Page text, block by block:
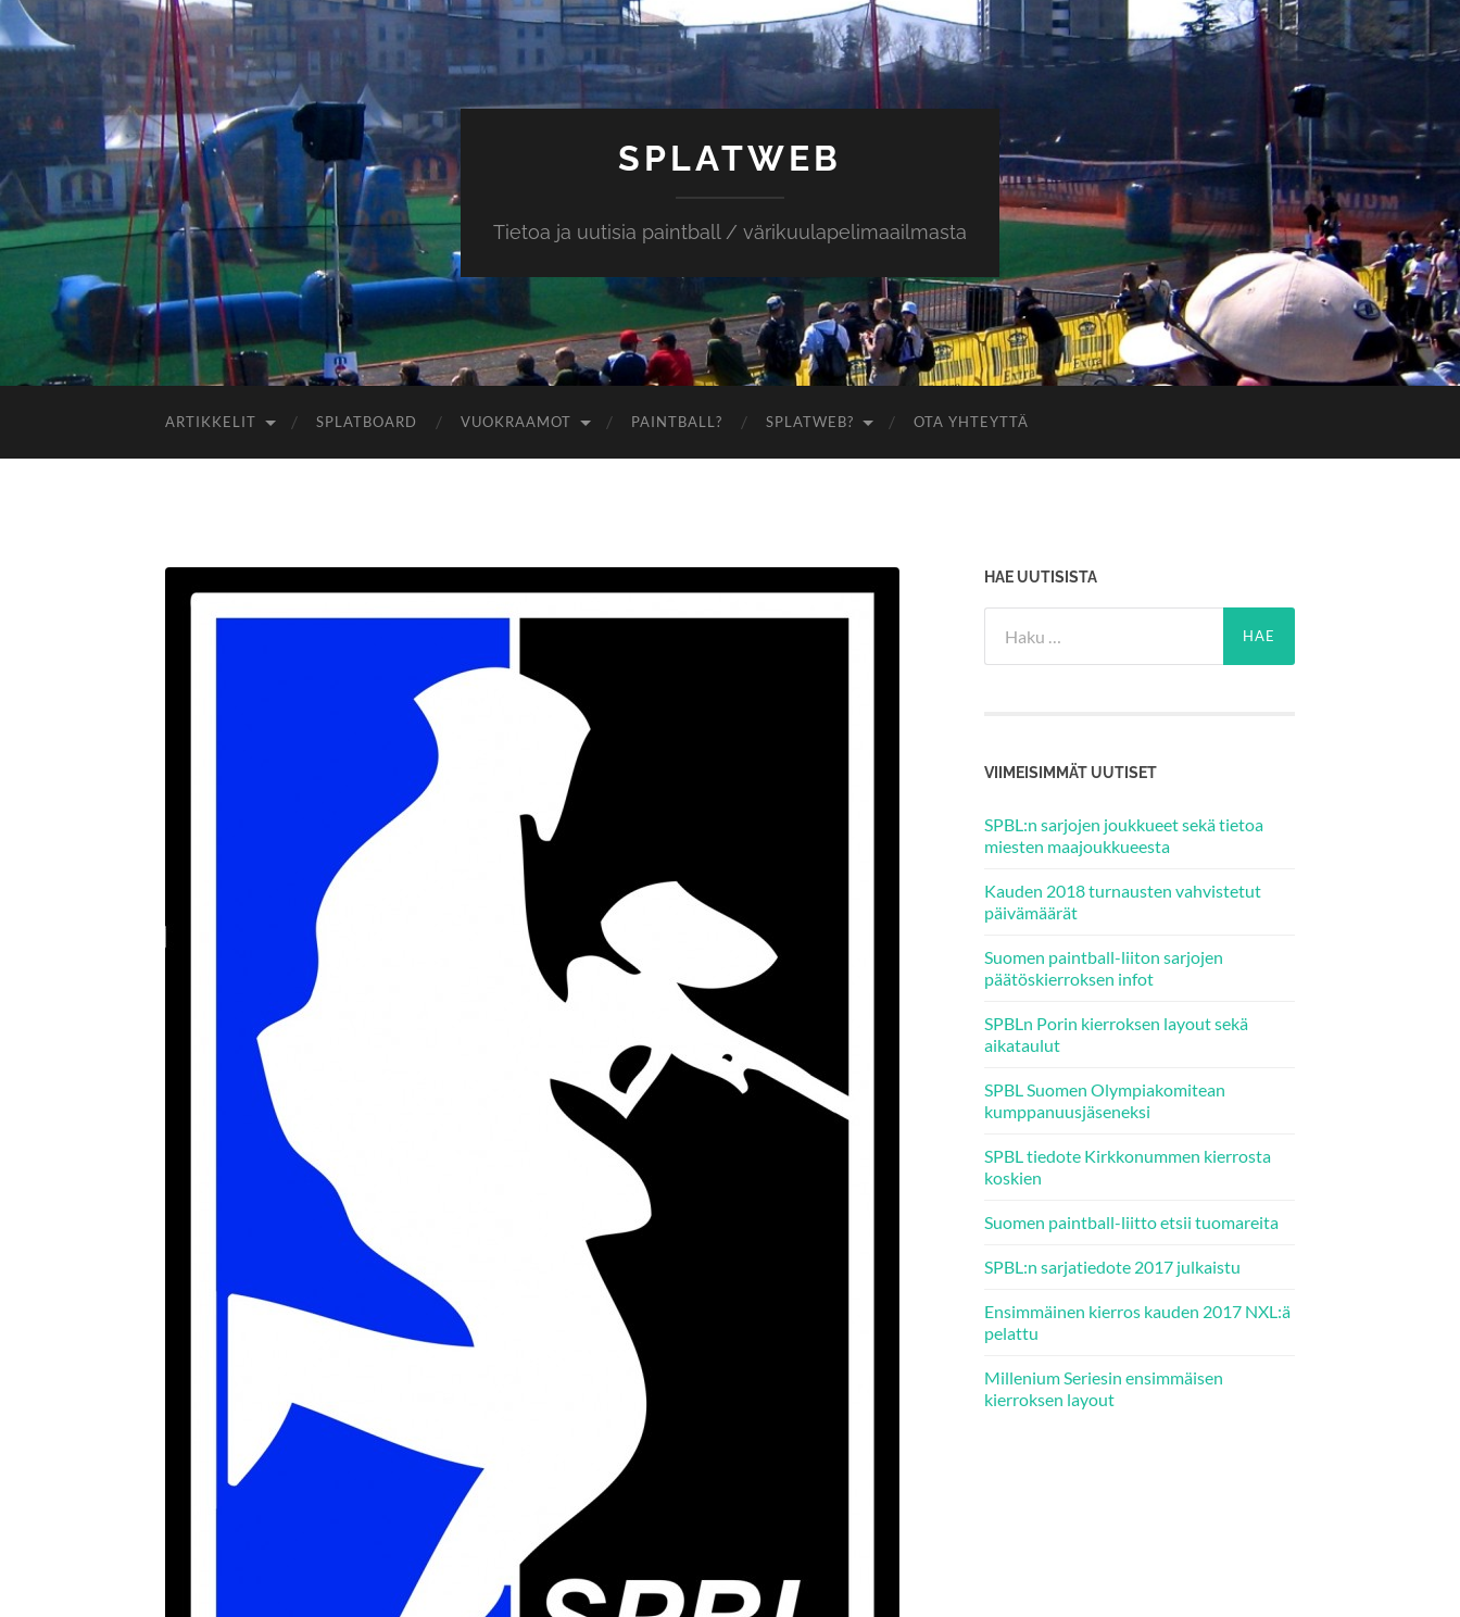
SPLATWEB
Tietoa ja uutisia paintball / värikuulapelimaailmasta
ARTIKKELIT SPLATBOARD VUOKRAAMOT PAINTBALL? SPLATWEB? OTA YHTEYTTÄ
HAE UUTISISTA
VIIMEISIMMÄT UUTISET
SPBL:n sarjojen joukkueet sekä tietoa
miesten maajoukkueesta
Kauden 2018 turnausten vahvistetut
päivämäärät
Suomen paintball-liiton sarjojen
päätöskierroksen infot
SPBLn Porin kierroksen layout sekä
aikataulut
SPBL Suomen Olympiakomitean
kumppanuusjäseneksi
SPBL tiedote Kirkkonummen kierrosta
koskien
Suomen paintball-liitto etsii tuomareita
SPBL:n sarjatiedote 2017 julkaistu
Ensimmäinen kierros kauden 2017 NXL:ä
pelattu
Millenium Seriesin ensimmäisen
kierroksen layout